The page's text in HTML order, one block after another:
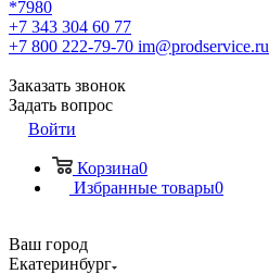
*7980
+7 343 304 60 77
+7 800 222-79-70 im@prodservice.ru
Заказать звонок
Задать вопрос
Войти
Корзина0
Избранные товары0
Ваш город
Екатеринбург